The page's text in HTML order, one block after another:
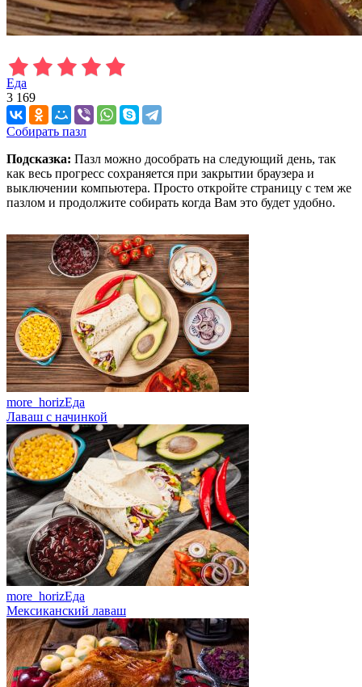
Еда
3 169
Собирать пазл
Подсказка: Пазл можно дособрать на следующий день, так
как весь прогресс сохраняется при закрытии браузера и
выключении компьютера. Просто откройте страницу с тем же
пазлом и продолжите собирать когда Вам это будет удобно.
more_horizЕда
Лаваш с начинкой
more_horizЕда
Мексиканский лаваш